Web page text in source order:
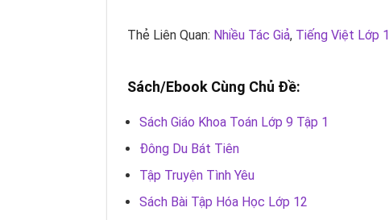
Thẻ Liên Quan: Nhiều Tác Giả, Tiếng Việt Lớp 1
Sách/Ebook Cùng Chủ Đề:
Sách Giáo Khoa Toán Lớp 9 Tập 1
Đông Du Bát Tiên
Tập Truyện Tình Yêu
Sách Bài Tập Hóa Học Lớp 12